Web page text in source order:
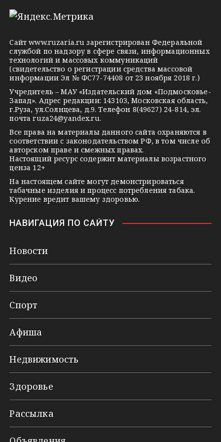
l
r
a
m
o
l
a
s
s
n
i
k
i
n
a
k
t
e
Сайтwww.ruzaria.ru зарегистрирован Федеральной
службой по надзору в сфере связи, информационных
технологий и массовых коммуникаций
(свидетельство о регистрации средства массовой
информации Эл № ФС77-74408 от 23 ноября 2018 г.)
Учредитель – МАУ «Издательский дом «Подмосковье-
Запад». Адрес редакции: 143103, Московская область,
г.Руза, ул.Солнцева, д.9. Телефон 8(49627) 24-814, эл.
почтаruza24@yandex.ru.
Все права на материалы данного сайта охраняются в
соответствии с законодательством РФ, в том числе об
авторском праве и смежных правах.
Настоящий ресурс содержит материалы возрастного
ценза 12+
На настоящем сайте могут демонстрироваться
табачные изделия и процесс потребления табака.
Курение вредит вашему здоровью.
НАВИГАЦИЯ ПО САЙТУ
Новости
Видео
Спорт
Афиша
Недвижимость
Здоровье
Рассылка